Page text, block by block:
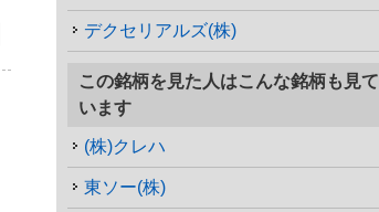
デクセリアルズ(株)
この銘柄を見た人はこんな銘柄も見て
います
(株)クレハ
東ソー(株)